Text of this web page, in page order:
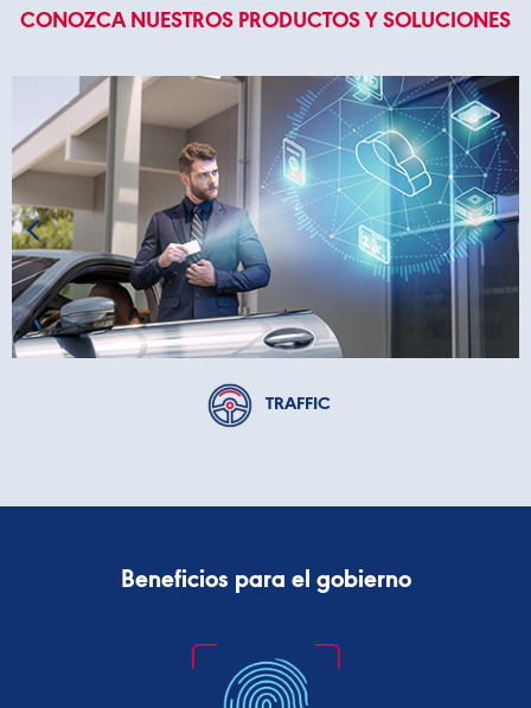
CONOZCA NUESTROS PRODUCTOS Y SOLUCIONES
TRAFFIC
Beneficios para el gobierno